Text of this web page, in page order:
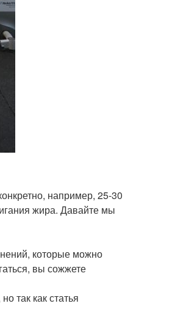
например, 25-30
жира. Давайте мы
которые можно
вы сожжете
так как статья